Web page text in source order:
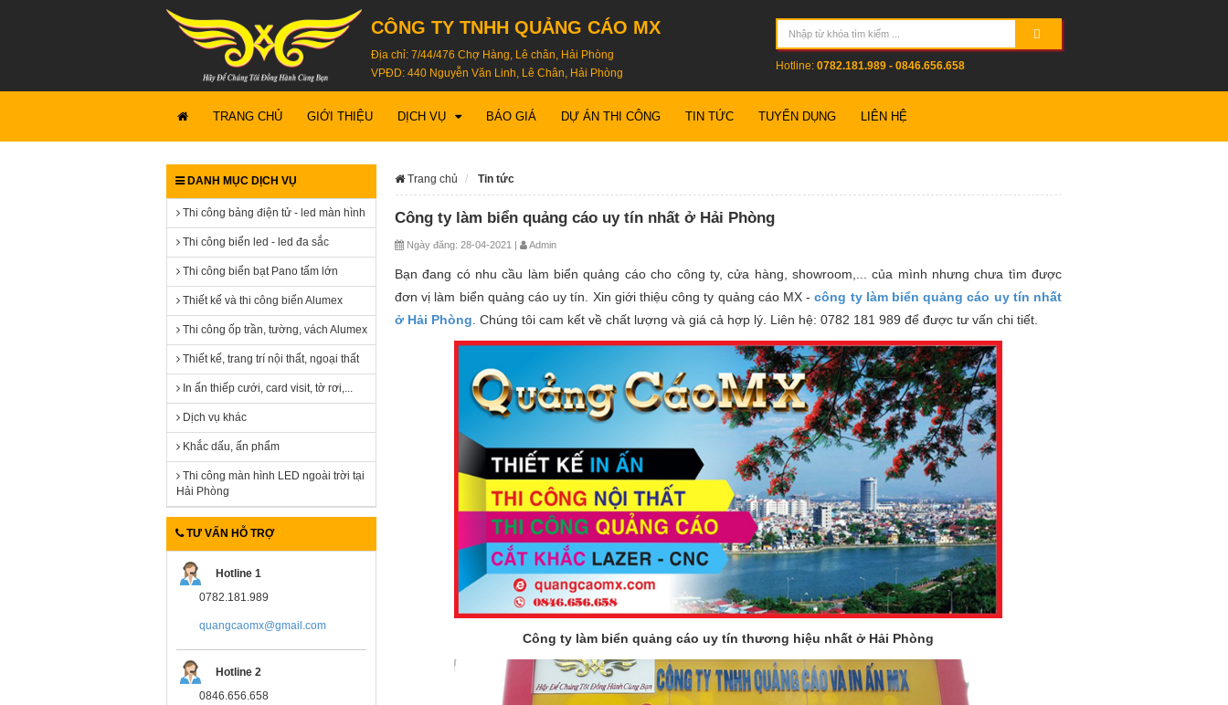
CÔNG TY TNHH QUẢNG CÁO MX
Địa chỉ: 7/44/476 Chợ Hàng, Lê chân, Hải Phòng
VPĐD: 440 Nguyễn Văn Linh, Lê Chân, Hải Phòng
Hotline: 0782.181.989 - 0846.656.658
TRANG CHỦ GIỚI THIỆU DỊCH VỤ BÁO GIÁ DỰ ÁN THI CÔNG TIN TỨC TUYỂN DỤNG LIÊN HỆ
DANH MỤC DỊCH VỤ
Thi công bảng điện tử - led màn hình
Thi công biển led - led đa sắc
Thi công biển bạt Pano tấm lớn
Thiết kế và thi công biển Alumex
Thi công ốp trần, tường, vách Alumex
Thiết kế, trang trí nội thất, ngoại thất
In ấn thiếp cưới, card visit, tờ rơi,...
Dịch vụ khác
Khắc dấu, ấn phẩm
Thi công màn hình LED ngoài trời tại
Hải Phòng
TƯ VẤN HỖ TRỢ
Hotline 1
0782.181.989
quangcaomx@gmail.com
Hotline 2
0846.656.658
Trang chủ Tin tức
Công ty làm biển quảng cáo uy tín nhất ở Hải Phòng
Ngày đăng: 28-04-2021 | Admin
Bạn đang có nhu cầu làm biển quảng cáo cho công ty, cửa hàng, showroom,... của mình nhưng chưa tìm được
đơn vị làm biển quảng cáo uy tín. Xin giới thiệu công ty quảng cáo MX -công ty làm biển quảng cáo uy tín nhất
ở Hải Phòng . Chúng tôi cam kết về chất lượng và giá cả hợp lý. Liên hệ: 0782 181 989 để được tư vấn chi tiết.
Công ty làm biển quảng cáo uy tín thương hiệu nhất ở Hải Phòng